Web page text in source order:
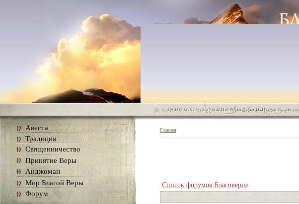
Авеста
Традиция
Священничество
Принятие Веры
Анджоман
Мир Благой Веры
Форум
Главная
Список форумов Благоверие